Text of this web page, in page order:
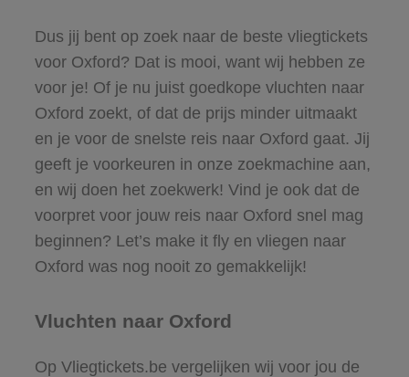
Dus jij bent op zoek naar de beste vliegtickets
voor Oxford? Dat is mooi, want wij hebben ze
voor je! Of je nu juist goedkope vluchten naar
Oxford zoekt, of dat de prijs minder uitmaakt
en je voor de snelste reis naar Oxford gaat. Jij
geeft je voorkeuren in onze zoekmachine aan,
en wij doen het zoekwerk! Vind je ook dat de
voorpret voor jouw reis naar Oxford snel mag
beginnen? Let’s make it fly en vliegen naar
Oxford was nog nooit zo gemakkelijk!
Vluchten naar Oxford
Op Vliegtickets.be vergelijken wij voor jou de